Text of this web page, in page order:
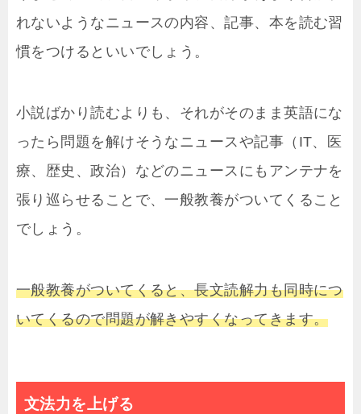
れないようなニュースの内容、記事、本を読む習
慣をつけるといいでしょう。
小説ばかり読むよりも、それがそのまま英語にな
ったら問題を解けそうなニュースや記事（IT、医
療、歴史、政治）などのニュースにもアンテナを
張り巡らせることで、一般教養がついてくること
でしょう。
一般教養がついてくると、長文読解力も同時につ
いてくるので問題が解きやすくなってきます。
文法力を上げる